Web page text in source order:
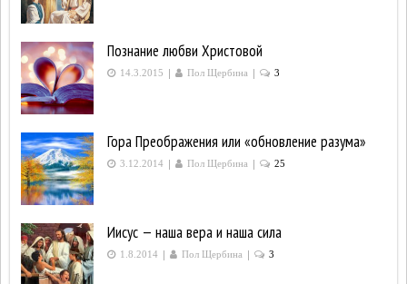
Познание любви Христовой
14.3.2015 | Пол Щербина | 3
Гора Преображения или «обновление разума»
3.12.2014 | Пол Щербина | 25
Иисус — наша вера и наша сила
1.8.2014 | Пол Щербина | 3